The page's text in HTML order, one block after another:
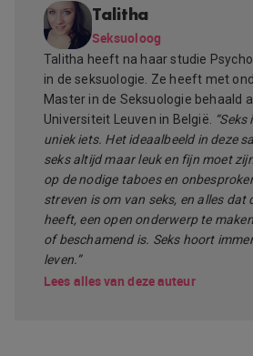
Talitha
Seksuoloog
Talitha heeft na haar studie
in de seksuologie. Ze heeft met
Master in de Seksuologie behaald
Universiteit Leuven in België.
uniek iets. Het ideaalbeeld in deze
seks altijd maar leuk en fijn moet
op de nodige taboes en
streven is om van seks, en alles dat
heeft, een open onderwerp te
of beschamend is. Seks hoort
leven.”
Lees alles van deze auteur